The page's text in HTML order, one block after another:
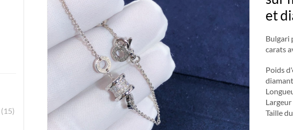
et
Bulgari
carats
Poids
Taille
(15)